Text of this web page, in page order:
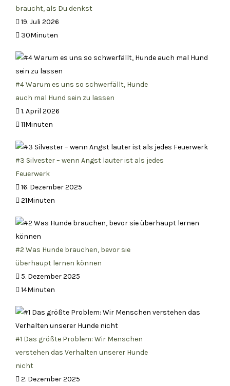
braucht, als Du denkst
19. Juli 2026
30Minuten
#4 Warum es uns so schwerfällt, Hunde
auch mal Hund sein zu lassen
1. April 2026
11Minuten
#3 Silvester – wenn Angst lauter ist als jedes
Feuerwerk
16. Dezember 2025
21Minuten
#2 Was Hunde brauchen, bevor sie
überhaupt lernen können
5. Dezember 2025
14Minuten
#1 Das größte Problem: Wir Menschen
verstehen das Verhalten unserer Hunde
nicht
2. Dezember 2025